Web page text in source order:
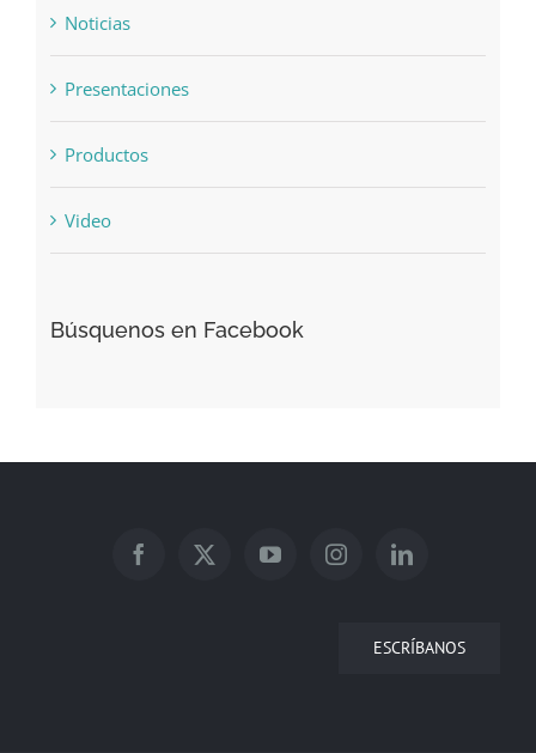
Noticias
Presentaciones
Productos
Video
Búsquenos en Facebook
ESCRÍBANOS